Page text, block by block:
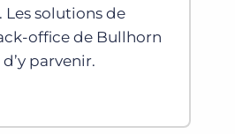
Les solutions de
office de Bullhorn
parvenir.